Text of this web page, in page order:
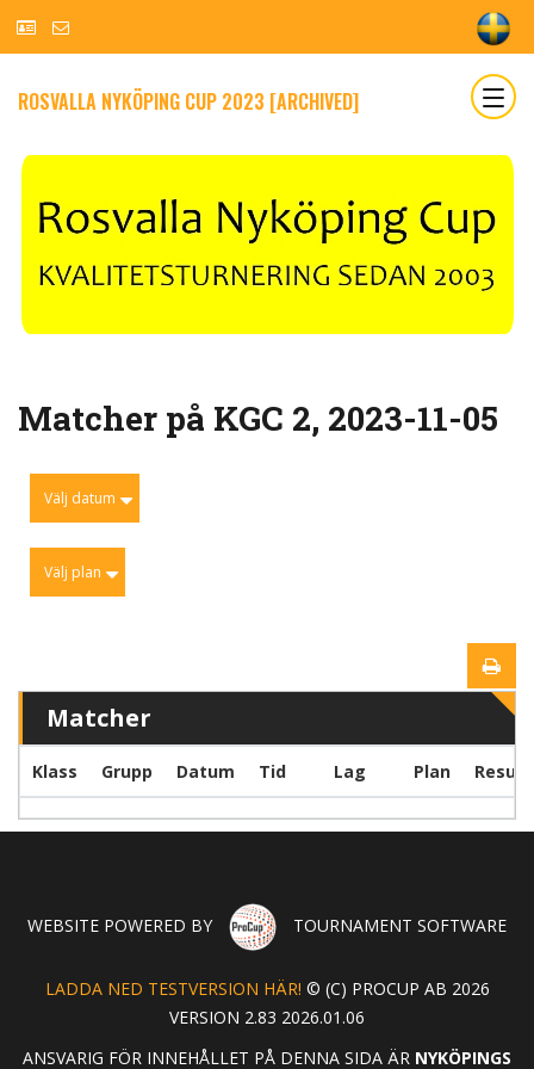
ROSVALLA NYKÖPING CUP 2023 [ARCHIVED]
Matcher på KGC 2, 2023-11-05
Välj datum
Välj plan
Matcher
Klass Grupp Datum Tid Lag Plan
WEBSITE POWERED BY TOURNAMENT SOFTWARE
LADDA NED TESTVERSION HÄR! © (C) PROCUP AB 2026
VERSION 2.83 2026.01.06
ANSVARIG FÖR INNEHÅLLET PÅ DENNA SIDA ÄR NYKÖPINGS